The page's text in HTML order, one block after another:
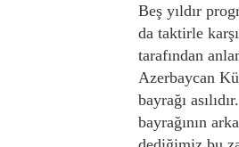
Beş yıldır
da taktirle
tarafından
Azerbaycan
bayrağı
bayrağının